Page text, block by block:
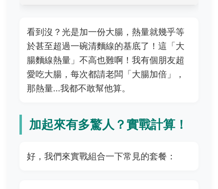
看到沒？光是加一份大腸，熱量就幾乎等
於甚至超過一碗清麵線的基底了！這「大
腸麵線熱量」不高也難啊！我有個朋友超
愛吃大腸，每次都請老闆「大腸加倍」，
那熱量...我都不敢幫他算。
加起來有多驚人？實戰計算！
好，我們來實戰組合一下常見的套餐：